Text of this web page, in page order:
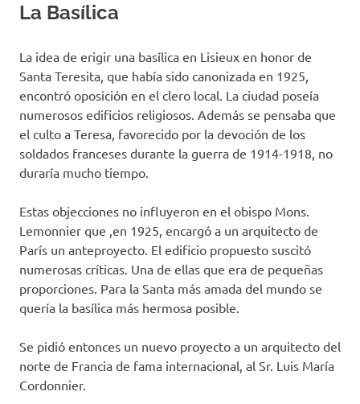
La Basílica
La idea de erigir una basílica en Lisieux en honor de
Santa Teresita, que había sido canonizada en 1925,
encontró oposición en el clero local. La ciudad poseía
numerosos edificios religiosos. Además se pensaba que
el culto a Teresa, favorecido por la devoción de los
soldados franceses durante la guerra de 1914-1918, no
duraría mucho tiempo.
Estas objecciones no influyeron en el obispo Mons.
Lemonnier que ,en 1925, encargó a un arquitecto de
París un anteproyecto. El edificio propuesto suscitó
numerosas críticas. Una de ellas que era de pequeñas
proporciones. Para la Santa más amada del mundo se
quería la basílica más hermosa posible.
Se pidió entonces un nuevo proyecto a un arquitecto del
norte de Francia de fama internacional, al Sr. Luis María
Cordonnier.